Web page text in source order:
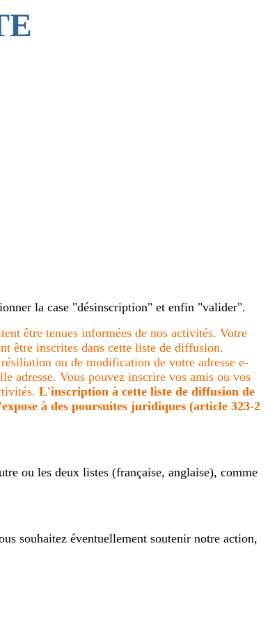
la case "désinscription" et enfin "valider".
être tenues informées de nos activités. Votre
être inscrites dans cette liste de diffusion.
ou de modification de votre adresse e-
adresse. Vous pouvez inscrire vos amis ou vos
L'inscription à cette liste de diffusion de
à des poursuites juridiques (article 323-2
ou les deux listes (française, anglaise), comme
souhaitez éventuellement soutenir notre action,